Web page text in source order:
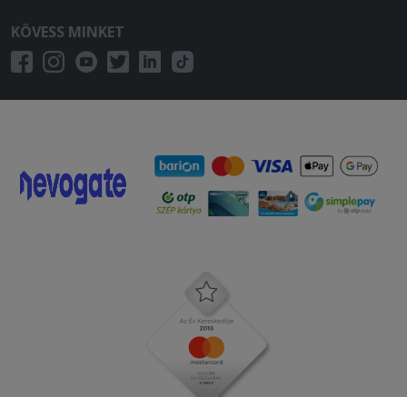
KÖVESS MINKET